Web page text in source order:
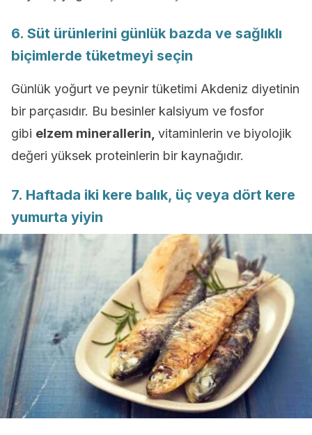
6. Süt ürünlerini günlük bazda ve sağlıklı
biçimlerde tüketmeyi seçin
Günlük yoğurt ve peynir tüketimi Akdeniz diyetinin
bir parçasıdır. Bu besinler kalsiyum ve fosfor
gibi elzem minerallerin, vitaminlerin ve biyolojik
değeri yüksek proteinlerin bir kaynağıdır.
7. Haftada iki kere balık, üç veya dört kere
yumurta yiyin